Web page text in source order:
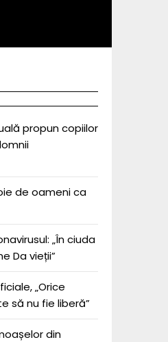
propun copiilor
de oameni ca
„În ciuda
Da vieții”
„Orice
să nu fie liberă”
din